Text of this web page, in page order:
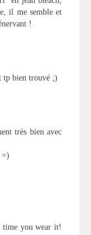
il me semble et
!
tp bien trouvé ;)
très bien avec
=)
you wear it!